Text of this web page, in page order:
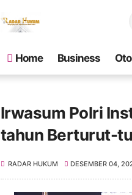
Home Business
Irwasum Polri
tahun Berturut-
RADAR HUKUM DESEMBER 04,